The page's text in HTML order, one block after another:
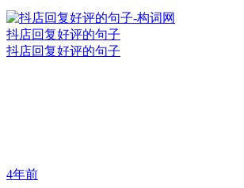
抖店回复好评的句子
抖店回复好评的句子
4年前